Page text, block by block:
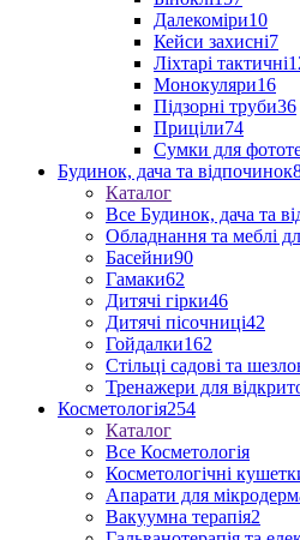
Далекоміри10
Кейси захисні7
Ліхтарі тактичні
Монокуляри16
Підзорні труби36
Приціли74
Сумки для
Будинок, дача та відпочинок
Каталог
Все Будинок, дача та
Обладнання та меблі
Басейни90
Гамаки62
Дитячі гірки46
Дитячі пісочниці42
Гойдалки162
Стільці садові та
Тренажери для
Косметологія254
Каталог
Все Косметологія
Косметологічні
Апарати для
Вакуумна терапія2